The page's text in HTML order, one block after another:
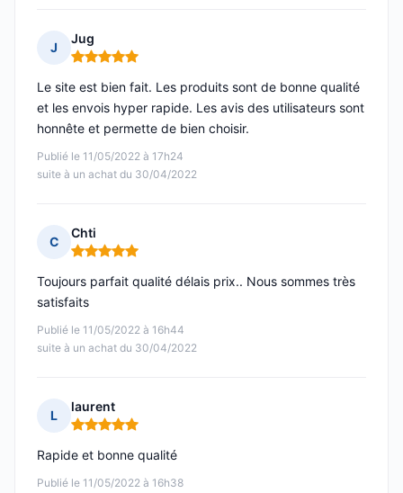
J
Jug
Note : 5 sur 5
Publié le 11/05/2022 à 17h24
suite à un achat du 30/04/2022
Le site est bien fait. Les produits sont de bonne qualité
et les envois hyper rapide. Les avis des utilisateurs sont
honnête et permette de bien choisir.
C
Chti
Note : 5 sur 5
Publié le 11/05/2022 à 16h44
suite à un achat du 30/04/2022
Toujours parfait qualité délais prix.. Nous sommes très
satisfaits
L
laurent
Note : 5 sur 5
Publié le 11/05/2022 à 16h38
Rapide et bonne qualité